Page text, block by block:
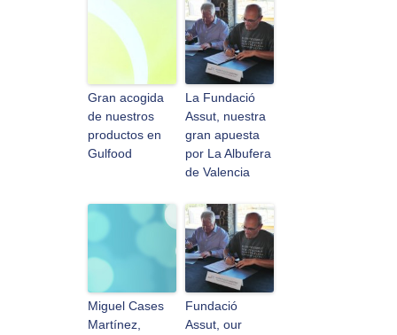
Gran acogida
de nuestros
productos en
Gulfood
La Fundació
Assut, nuestra
gran apuesta
por La Albufera
de Valencia
Miguel Cases
Martínez,
Fundació
Assut, our